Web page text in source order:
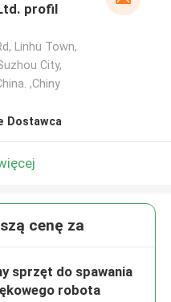
profil
Linhu Town,
City,
,Chiny
Dostawca
cenę za
sprzęt do spawania
robota